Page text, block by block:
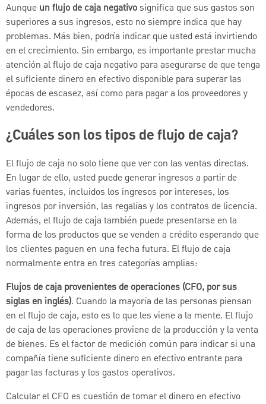
Aunque un flujo de caja negativosignifica que sus gastos son
superiores a sus ingresos, esto no siempre indica que hay
problemas. Más bien, podría indicar que usted está invirtiendo
en el crecimiento. Sin embargo, es importante prestar mucha
atención al flujo de caja negativo para asegurarse de que tenga
el suficiente dinero en efectivo disponible para superar las
épocas de escasez, así como para pagar a los proveedores y
vendedores.
¿Cuáles son los tipos de flujo de caja?
El flujo de caja no solo tiene que ver con las ventas directas.
En lugar de ello, usted puede generar ingresos a partir de
varias fuentes, incluidos los ingresos por intereses, los
ingresos por inversión, las regalías y los contratos de licencia.
Además, el flujo de caja también puede presentarse en la
forma de los productos que se venden a crédito esperando que
los clientes paguen en una fecha futura. El flujo de caja
normalmente entra en tres categorías amplias:
Flujos de caja provenientes de operaciones (CFO, por sus
siglas en inglés). Cuando la mayoría de las personas piensan
en el flujo de caja, esto es lo que les viene a la mente. El flujo
de caja de las operaciones proviene de la producción y la venta
de bienes. Es el factor de medición común para indicar si una
compañía tiene suficiente dinero en efectivo entrante para
pagar las facturas y los gastos operativos.
Calcular el CFO es cuestión de tomar el dinero en efectivo